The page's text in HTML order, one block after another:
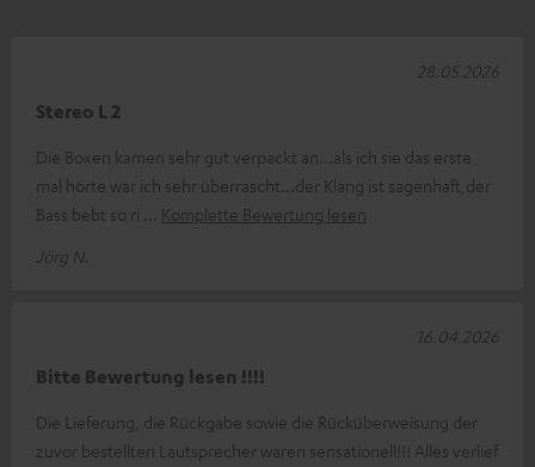
Stereo L 2
Die Boxen kamen sehr gut verpackt an...als ich sie das erste
mal hörte war ich sehr überrascht...der Klang ist sagenhaft,der
Bass bebt so ri
Komplette Bewertung lesen
Jörg N.
28.05.2026
Bitte Bewertung lesen !!!!
Die Lieferung, die Rückgabe sowie die Rücküberweisung der
zuvor bestellten Lautsprecher waren sensationell!!! Alles verlief
16.04.2026